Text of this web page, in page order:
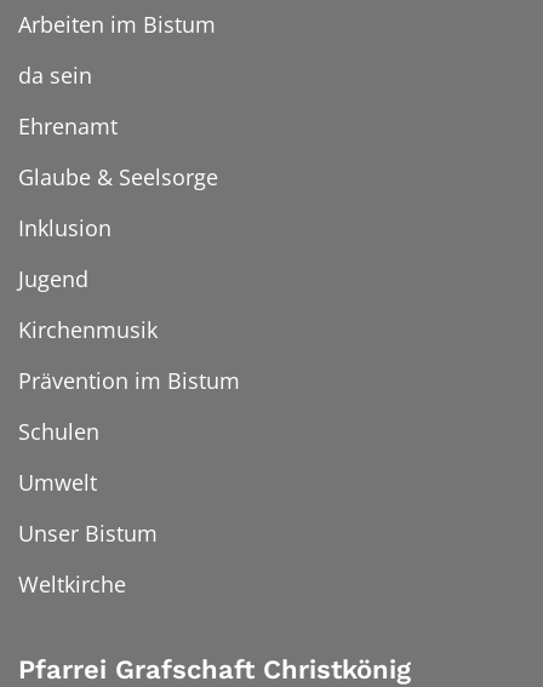
Arbeiten im Bistum
da sein
Ehrenamt
Glaube & Seelsorge
Inklusion
Jugend
Kirchenmusik
Prävention im Bistum
Schulen
Umwelt
Unser Bistum
Weltkirche
Pfarrei Grafschaft Christkönig